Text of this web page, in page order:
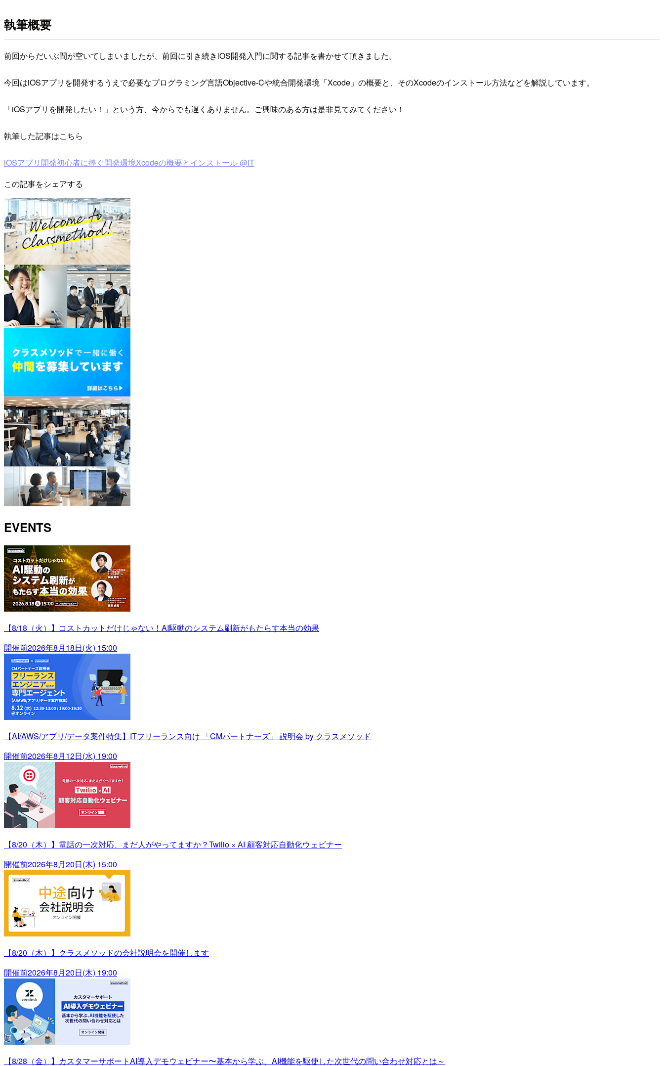
執筆概要
前回からだいぶ間が空いてしまいましたが、前回に引き続きiOS開発入門に関する記事を書かせて頂きました。
今回はiOSアプリを開発するうえで必要なプログラミング言語Objective-Cや統合開発環境「Xcode」の概要と、そのXcodeのインストール方法などを解説しています。
「iOSアプリを開発したい！」という方、今からでも遅くありません。ご興味のある方は是非見てみてください！
執筆した記事はこちら
iOSアプリ開発初心者に捧ぐ開発環境Xcodeの概要とインストール @IT
この記事をシェアする
EVENTS
【8/18（火）】コストカットだけじゃない！AI駆動のシステム刷新がもたらす本当の効果
開催前2026年8月18日(火) 15:00
【AI/AWS/アプリ/データ案件特集】ITフリーランス向け 「CMパートナーズ」 説明会 by クラスメソッド
開催前2026年8月12日(水) 19:00
【8/20（木）】電話の一次対応、まだ人がやってますか？Twilio × AI 顧客対応自動化ウェビナー
開催前2026年8月20日(木) 15:00
【8/20（木）】クラスメソッドの会社説明会を開催します
開催前2026年8月20日(木) 19:00
【8/28（金）】カスタマーサポートAI導入デモウェビナー〜基本から学ぶ、AI機能を駆使した次世代の問い合わせ対応とは～